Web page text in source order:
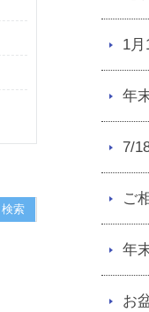
1
年
7/
ご
年
お